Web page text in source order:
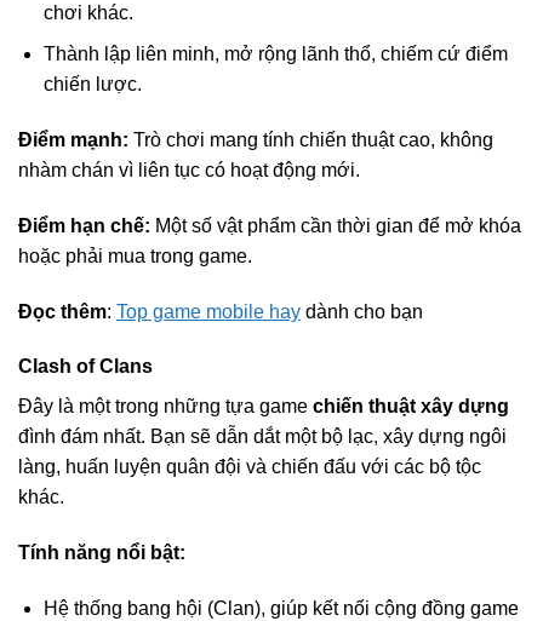
chơi khác.
Thành lập liên minh, mở rộng lãnh thổ, chiếm cứ điểm
chiến lược.
Điểm mạnh: Trò chơi mang tính chiến thuật cao, không
nhàm chán vì liên tục có hoạt động mới.
Điểm hạn chế: Một số vật phẩm cần thời gian để mở khóa
hoặc phải mua trong game.
Đọc thêm: Top game mobile hay dành cho bạn
Clash of Clans
Đây là một trong những tựa game chiến thuật xây dựng
đình đám nhất. Bạn sẽ dẫn dắt một bộ lạc, xây dựng ngôi
làng, huấn luyện quân đội và chiến đấu với các bộ tộc
khác.
Tính năng nổi bật:
Hệ thống bang hội (Clan), giúp kết nối cộng đồng game